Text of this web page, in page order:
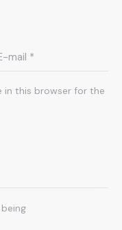
in this browser for the